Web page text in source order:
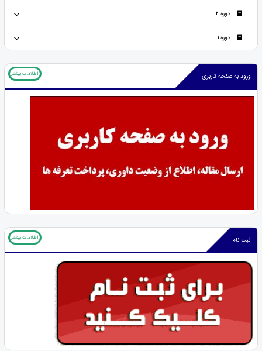
دوره 2
دوره 1
ورود به صفحه کاربری اطلاعات بیشتر
ثبت نام اطلاعات بیشتر